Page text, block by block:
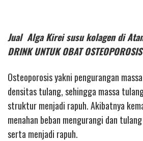
Jual Alga Kirei susu kolagen di
DRINK UNTUK OBAT
Osteoporosis yakni pengurangan
densitas tulang, sehingga massa
struktur menjadi rapuh. Akibatnya
menahan beban mengurangi dan
serta menjadi rapuh.